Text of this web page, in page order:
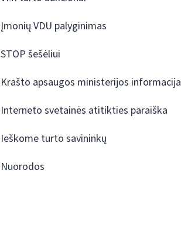
Įmonių VDU palyginimas
STOP šešėliui
Krašto apsaugos ministerijos informacija
Interneto svetainės atitikties paraiška
Ieškome turto savininkų
Nuorodos